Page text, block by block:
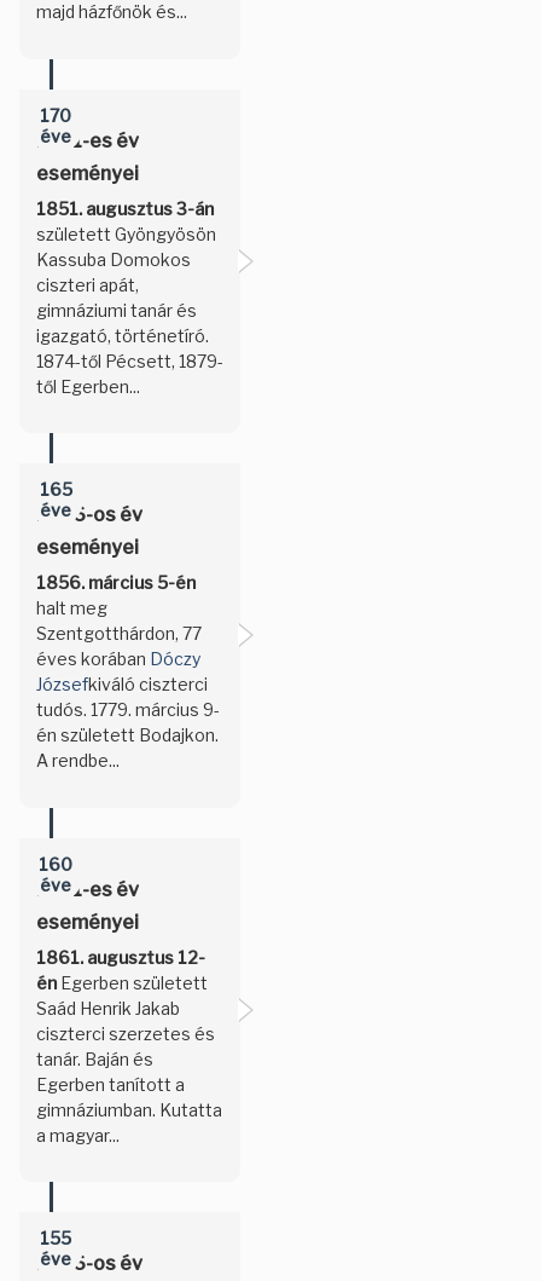
majd házfőnök és...
170
éve
1851-es év
eseményei
1851. augusztus 3-án
született Gyöngyösön
Kassuba Domokos
ciszteri apát,
gimnáziumi tanár és
igazgató, történetíró.
1874-től Pécsett, 1879-
től Egerben...
165
éve
1856-os év
eseményei
1856. március 5-én
halt meg
Szentgotthárdon, 77
éves korában Dóczy
Józsefkiváló ciszterci
tudós. 1779. március 9-
én született Bodajkon.
A rendbe...
160
éve
1861-es év
eseményei
1861. augusztus 12-
énEgerben született
Saád Henrik Jakab
ciszterci szerzetes és
tanár. Baján és
Egerben tanított a
gimnáziumban. Kutatta
a magyar...
155
éve
1866-os év